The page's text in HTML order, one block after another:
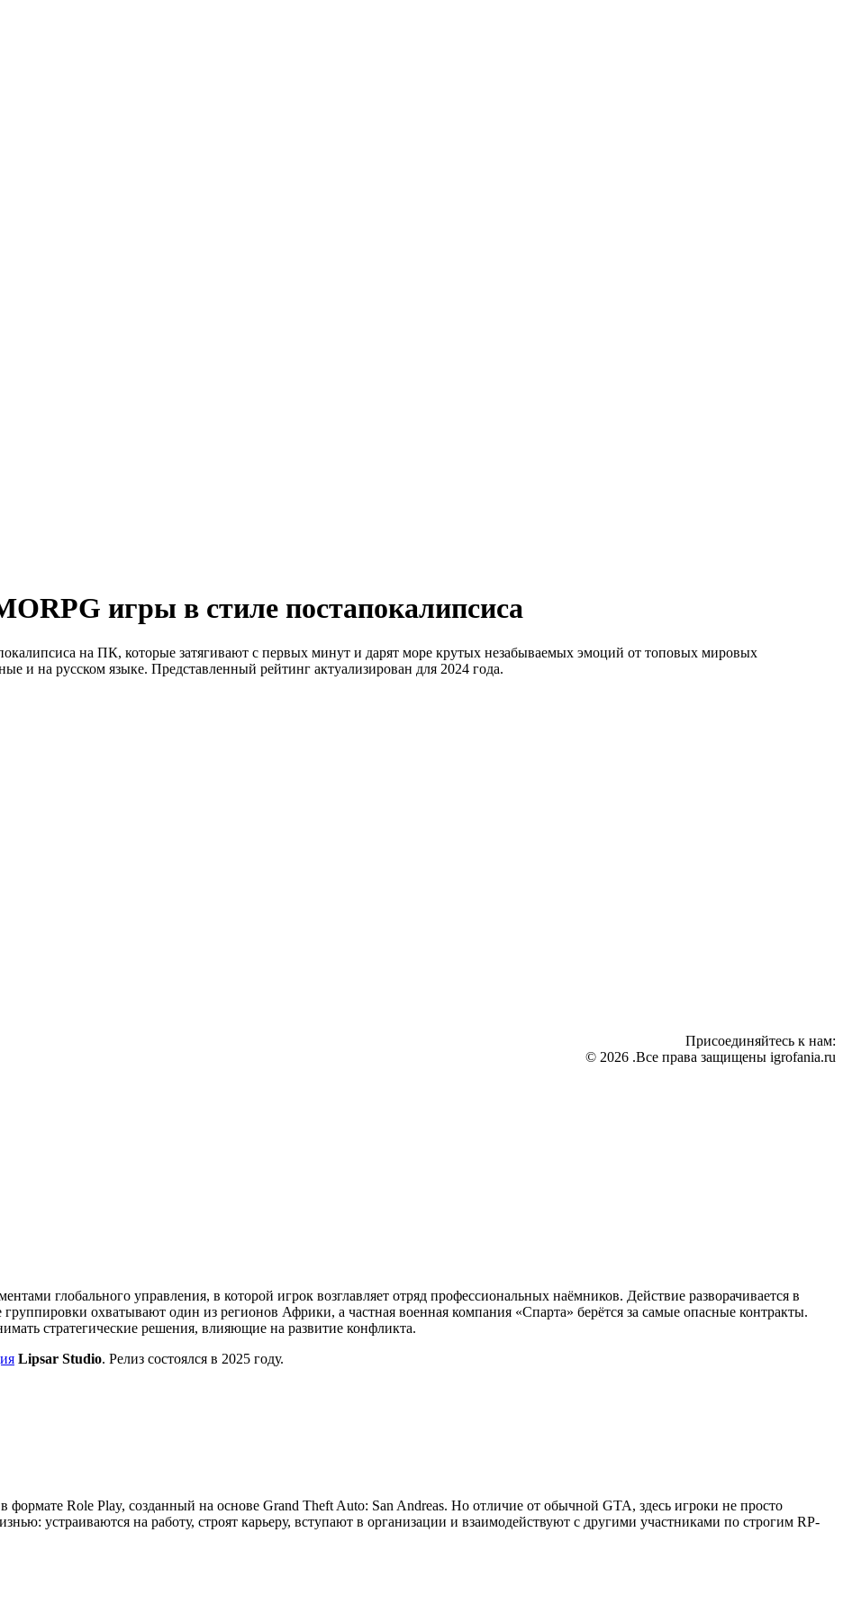
игры в стиле постапокалипсиса
на ПК, которые затягивают с первых минут и дарят море крутых незабываемых эмоций от топовых мировых
и на русском языке. Представленный рейтинг актуализирован для 2024 года.
Присоединяйтесь к нам:
© 2026 .Все права защищены igrofania.ru
глобального управления, в которой игрок возглавляет отряд профессиональных наёмников. Действие разворачивается в
охватывают один из регионов Африки, а частная военная компания «Спарта» берётся за самые опасные контракты.
стратегические решения, влияющие на развитие конфликта.
Lipsar Studio. Релиз состоялся в 2025 году.
в формате Role Play, созданный на основе Grand Theft Auto: San Andreas. Но отличие от обычной GTA, здесь игроки не просто
устраиваются на работу, строят карьеру, вступают в организации и взаимодействуют с другими участниками по строгим RP-